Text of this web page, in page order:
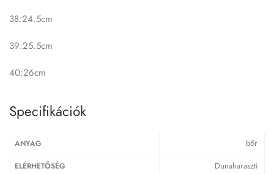
38:24.5cm
39:25.5cm
40:26cm
Specifikációk
ANYAG bőr
ELÉRHETŐSÉG Dunaharaszti